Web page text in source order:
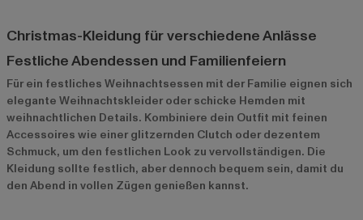
Christmas-Kleidung für verschiedene Anlässe
Festliche Abendessen und Familienfeiern
Für ein festliches Weihnachtsessen mit der Familie eignen sich
elegante Weihnachtskleider oder schicke Hemden mit
weihnachtlichen Details. Kombiniere dein Outfit mit feinen
Accessoires wie einer glitzernden Clutch oder dezentem
Schmuck, um den festlichen Look zu vervollständigen. Die
Kleidung sollte festlich, aber dennoch bequem sein, damit du
den Abend in vollen Zügen genießen kannst.